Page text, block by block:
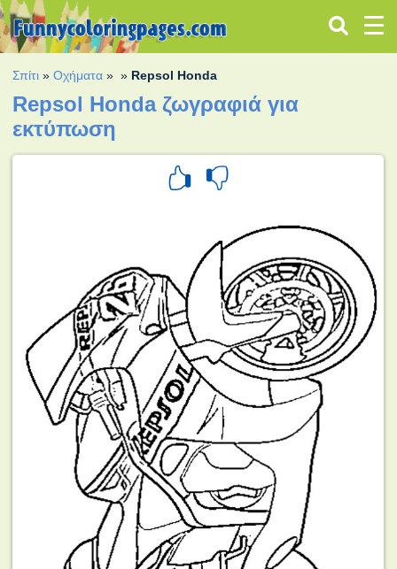
Σπίτι »Οχήματα » » Repsol Honda
Repsol Honda ζωγραφιά για
εκτύπωση